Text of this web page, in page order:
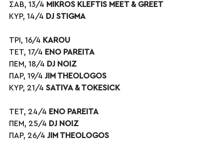
ΣΑΒ, 13/4 MIKROS KLEFTIS MEET & GREET
ΚΥΡ, 14/4 DJ STIGMA
ΤΡΙ, 16/4 KAROU
ΤΕΤ, 17/4 ENO PAREITA
ΠΕΜ, 18/4 DJ NOIZ
ΠΑΡ, 19/4 JIM THEOLOGOS
ΚΥΡ, 21/4 SATIVA & TOKESICK
ΤΕΤ, 24/4 ENO PAREITA
ΠΕΜ, 25/4 DJ NOIZ
ΠΑΡ, 26/4 JIM THEOLOGOS